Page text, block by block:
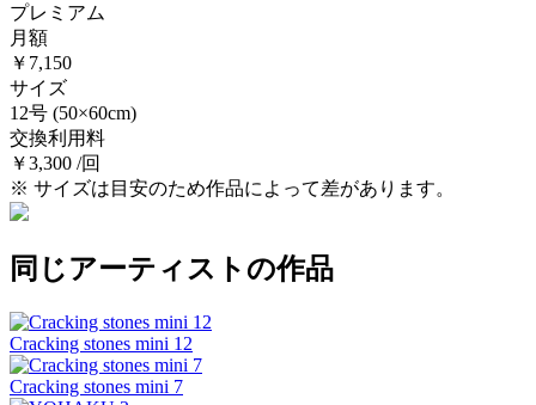
プレミアム
月額
￥7,150
サイズ
12号 (50×60cm)
交換利用料
￥3,300 /回
※ サイズは目安のため作品によって差があります。
同じアーティストの作品
Cracking stones mini 12
Cracking stones mini 7